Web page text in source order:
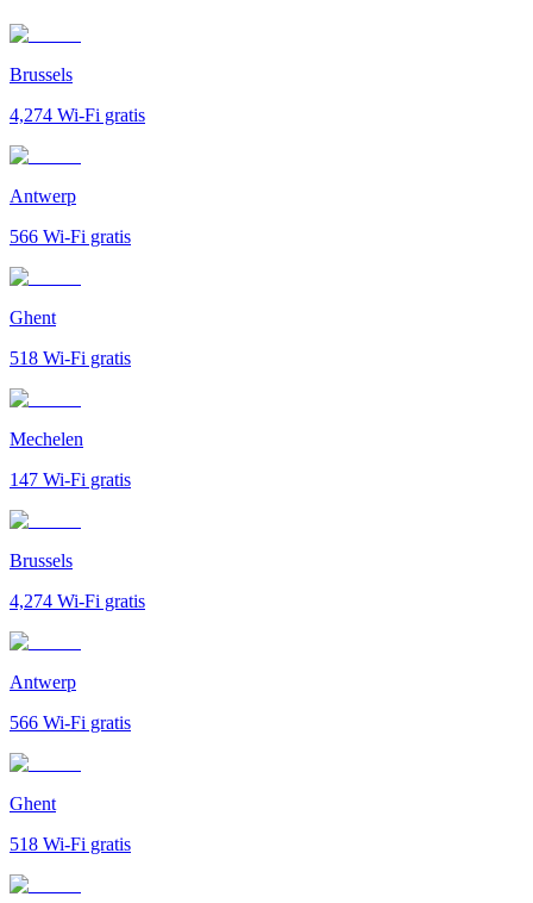
Brussels
4,274 Wi-Fi gratis
Antwerp
566 Wi-Fi gratis
Ghent
518 Wi-Fi gratis
Mechelen
147 Wi-Fi gratis
Brussels
4,274 Wi-Fi gratis
Antwerp
566 Wi-Fi gratis
Ghent
518 Wi-Fi gratis